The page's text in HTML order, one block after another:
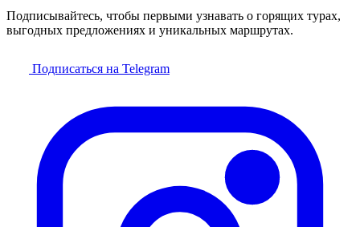
Подписывайтесь, чтобы первыми узнавать о горящих турах,
выгодных предложениях и уникальных маршрутах.
Подписаться на Telegram